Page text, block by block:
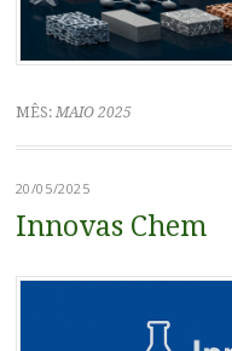
MÊS: MAIO 2025
20/05/2025
Innovas Chem